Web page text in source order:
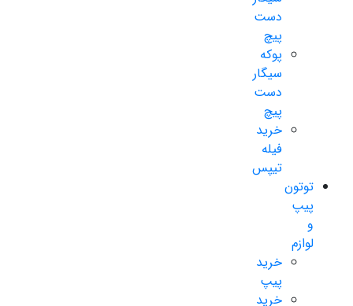
دست
پیچ
پوکه
سیگار
دست
پیچ
خرید
فیله
تیپس
توتون
پیپ
و
لوازم
خرید
پیپ
خرید